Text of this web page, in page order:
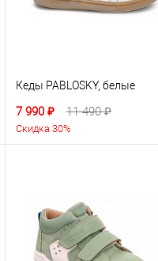
Кеды PABLOSKY, белые
7 990 ₽ 11 490 ₽
Скидка 30%